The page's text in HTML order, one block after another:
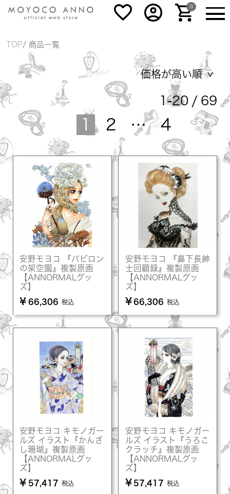
0
TOP 商品一覧
価格が高い順
69
1-20
1 2 … 4
安野モヨコ 『バビロン
の架空園』複製原画
【ANNORMALグッ
ズ】
¥ 66,306 税込
安野モヨコ 『鼻下長紳
士回顧録』複製原画
【ANNORMALグッ
ズ】
¥ 66,306 税込
安野モヨコ キモノガー
ルズ イラスト『かんざ
し珊瑚』複製原画
【ANNORMALグッ
ズ】
¥ 57,417 税込
安野モヨコ キモノガー
ルズ イラスト『うろこ
クラッチ』複製原画
【ANNORMALグッ
ズ】
¥ 57,417 税込